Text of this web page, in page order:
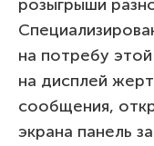
розыгрыши
на потребу
на дисплей
сообщения,
экрана панель